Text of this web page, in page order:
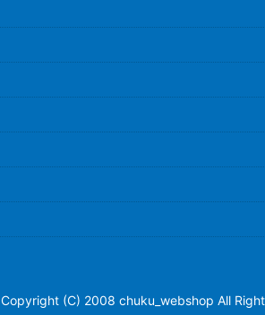
Copyright (C) 2008 chuku_webshop All